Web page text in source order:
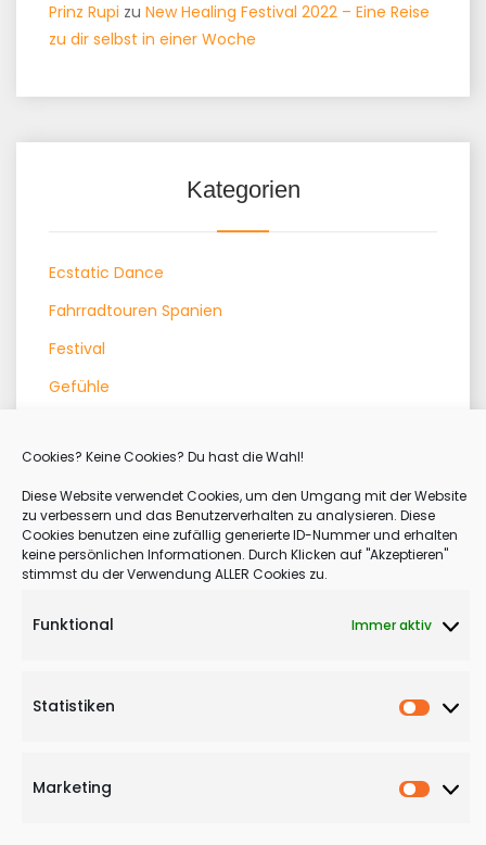
Cookies? Keine Cookies? Du hast die Wahl!
Diese Website verwendet Cookies, um den Umgang mit der Website
zu verbessern und das Benutzerverhalten zu analysieren. Diese
Cookies benutzen eine zufällig generierte ID-Nummer und erhalten
keine persönlichen Informationen. Durch Klicken auf "Akzeptieren"
stimmst du der Verwendung ALLER Cookies zu.
Funktional Immer aktiv
Statistiken
Marketing
Prinz Rupi zu New Healing Festival 2022 – Eine Reise
zu dir selbst in einer Woche
Kategorien
Ecstatic Dance
Fahrradtouren Spanien
Festival
Gefühle
Lebensgefühl
Lebensphilosophie
Meditation
Motivation
Qigong
Weiterlesen